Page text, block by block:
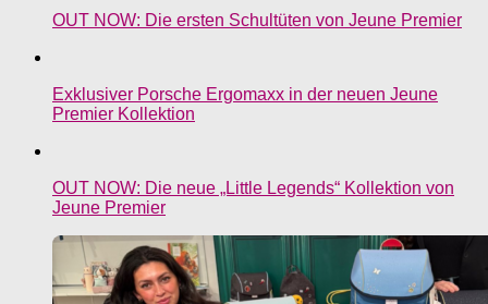
OUT NOW: Die ersten Schultüten von Jeune Premier
Exklusiver Porsche Ergomaxx in der neuen Jeune
Premier Kollektion
OUT NOW: Die neue „Little Legends“ Kollektion von
Jeune Premier